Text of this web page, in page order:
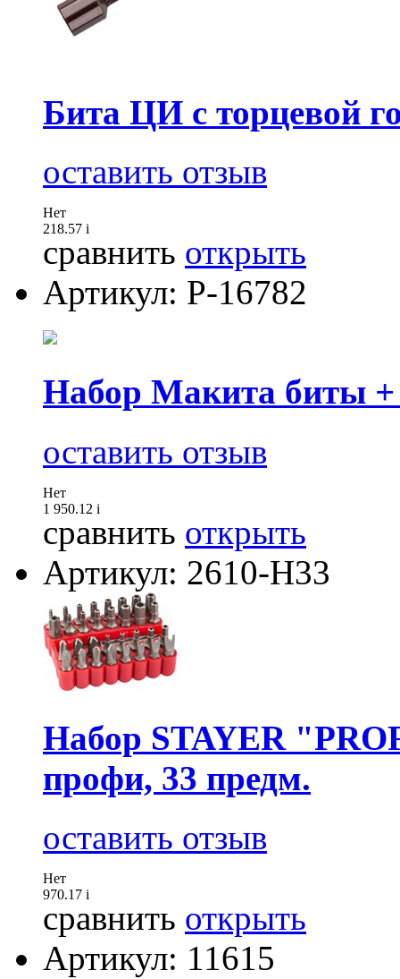
Бита ЦИ с торцевой
оставить отзыв
Нет
218.57 i
сравнить открыть
Артикул: Р-16782
Набор Макита биты +
оставить отзыв
Нет
1 950.12 i
сравнить открыть
Артикул: 2610-H33
Набор STAYER
профи, 33 предм.
оставить отзыв
Нет
970.17 i
сравнить открыть
Артикул: 11615